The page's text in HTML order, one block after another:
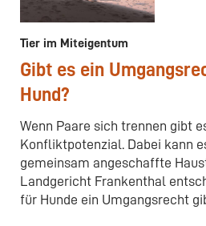
Tier im Miteigentum
Gibt es ein
Hund?
Wenn Paare sich trennen gibt
Konfliktpotenzial. Dabei kann
gemeinsam angeschaffte
Landgericht Frankenthal
für Hunde ein Umgangsrecht